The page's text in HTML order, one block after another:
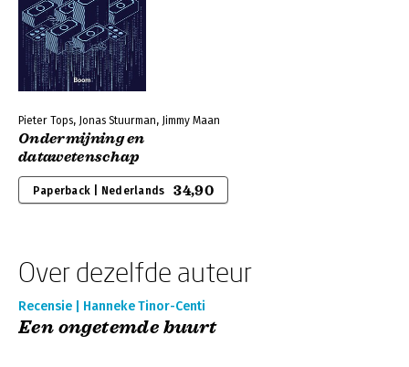
Pieter Tops, Jonas Stuurman, Jimmy Maan
Ondermijning en
datawetenschap
Paperback | Nederlands 34,90
Over dezelfde auteur
Recensie | Hanneke Tinor-Centi
Een ongetemde buurt